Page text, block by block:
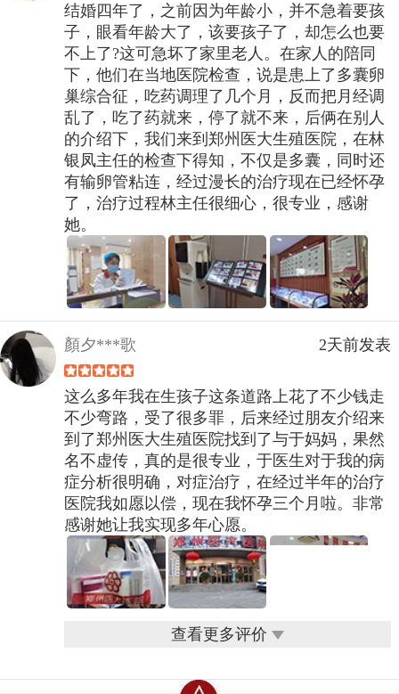
结婚四年了，之前因为年龄小，并不急着要孩
子，眼看年龄大了，该要孩子了，却怎么也要
不上了?这可急坏了家里老人。在家人的陪同
下，他们在当地医院检查，说是患上了多囊卵
巢综合征，吃药调理了几个月，反而把月经调
乱了，吃了药就来，停了就不来，后俩在别人
的介绍下，我们来到郑州医大生殖医院，在林
银凤主任的检查下得知，不仅是多囊，同时还
有输卵管粘连，经过漫长的治疗现在已经怀孕
了，治疗过程林主任很细心，很专业，感谢
她。
顏夕***歌 2天前发表
这么多年我在生孩子这条道路上花了不少钱走
不少弯路，受了很多罪，后来经过朋友介绍来
到了郑州医大生殖医院找到了与于妈妈，果然
名不虚传，真的是很专业，于医生对于我的病
症分析很明确，对症治疗，在经过半年的治疗
医院我如愿以偿，现在我怀孕三个月啦。非常
感谢她让我实现多年心愿。
查看更多评价